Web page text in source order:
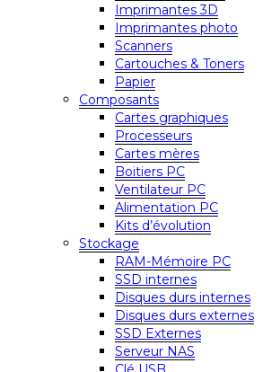
Imprimantes 3D
Imprimantes photo
Scanners
Cartouches & Toners
Papier
Composants
Cartes graphiques
Processeurs
Cartes mères
Boitiers PC
Ventilateur PC
Alimentation PC
Kits d’évolution
Stockage
RAM-Mémoire PC
SSD internes
Disques durs internes
Disques durs externes
SSD Externes
Serveur NAS